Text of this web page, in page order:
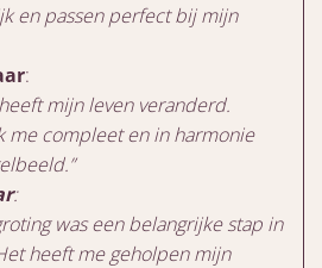
en passen perfect bij mijn
:
mijn leven veranderd.
me compleet en in harmonie
:
was een belangrijke stap in
heeft me geholpen mijn